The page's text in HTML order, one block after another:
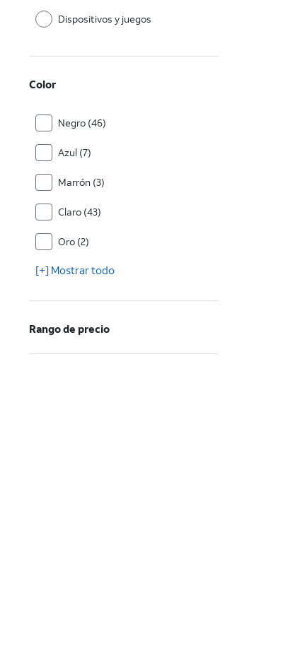
Dispositivos y juegos
Color
Negro (46)
Azul (7)
Marrón (3)
Claro (43)
Oro (2)
[+] Mostrar todo
Rango de precio